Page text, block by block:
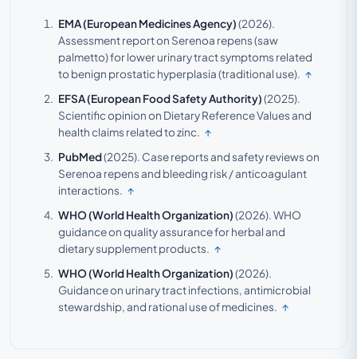
EMA (European Medicines Agency)(2026).
Assessment report on Serenoa repens (saw
palmetto) for lower urinary tract symptoms related
to benign prostatic hyperplasia (traditional use). ↑
EFSA (European Food Safety Authority)(2025).
Scientific opinion on Dietary Reference Values and
health claims related to zinc. ↑
PubMed(2025). Case reports and safety reviews on
Serenoa repens and bleeding risk / anticoagulant
interactions. ↑
WHO (World Health Organization)(2026).WHO
guidance on quality assurance for herbal and
dietary supplement products. ↑
WHO (World Health Organization)(2026).
Guidance on urinary tract infections, antimicrobial
stewardship, and rational use of medicines. ↑